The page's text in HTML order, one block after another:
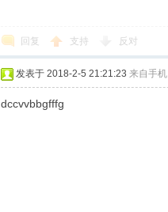
回复 支持 反对
发表于 2018-2-5 21:21:23 来自手机
dccvvbbgfffg